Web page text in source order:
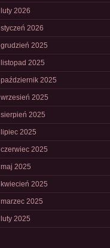
luty 2026
styczeń 2026
grudzień 2025
listopad 2025
październik 2025
wrzesień 2025
sierpień 2025
lipiec 2025
czerwiec 2025
maj 2025
kwiecień 2025
marzec 2025
luty 2025